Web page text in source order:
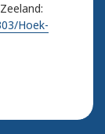
Hoek-